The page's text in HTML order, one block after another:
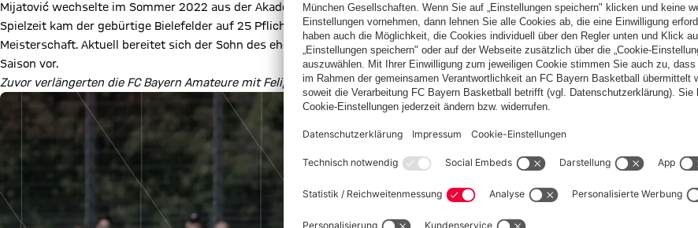
Mijatović wechselte im Sommer 2022 aus der Akademie des FC Ingolstadt an den FC Bayern Campus. In der zurückliegenden
Spielzeit kam der gebürtige Bielefelder auf 25 Pflichtspiele (1 Tor) in der U19, davon alle drei Endrundenspiele um die deutsche
Meisterschaft. Aktuell bereitet sich der Sohn des ehemaligen Bundesliga-Profis Andre Mijatović bei den Amateuren auf die neue
Saison vor.
Zuvor verlängerten die FC Bayern Amateure mit Felipe
Chávez: